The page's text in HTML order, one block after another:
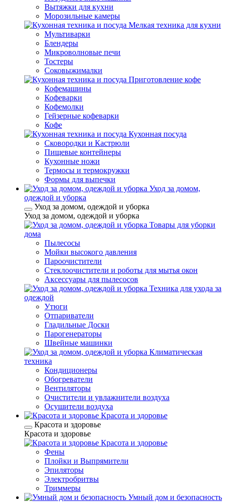
Вытяжки для кухни
Морозильные камеры
Мелкая техника для кухни
Мультиварки
Блендеры
Микроволновые печи
Тостеры
Соковыжималки
Приготовление кофе
Кофемашины
Кофеварки
Кофемолки
Гейзерные кофеварки
Кофе
Кухонная посуда
Сковородки и Кастрюли
Пищевые контейнеры
Кухонные ножи
Термосы и термокружки
Формы для выпечки
Уход за домом,
одеждой и уборка
Уход за домом, одеждой и уборка
Уход за домом, одеждой и уборка
Товары для уборки
дома
Пылесосы
Мойки высокого давления
Пароочистители
Стеклоочистители и роботы для мытья окон
Аксессуары для пылесосов
Техника для ухода за
одеждой
Утюги
Отпариватели
Гладильные Доски
Парогенераторы
Швейные машинки
Климатическая
техника
Кондиционеры
Обогреватели
Вентиляторы
Очистители и увлажнители воздуха
Осушители воздуха
Красота и здоровье
Красота и здоровье
Красота и здоровье
Красота и здоровье
Фены
Плойки и Выпрямители
Эпиляторы
Электробритвы
Триммеры
Умный дом и безопасность